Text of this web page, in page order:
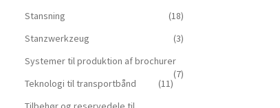
Stansning
(18)
Stanzwerkzeug
(3)
Systemer til produktion af brochurer
(7)
Teknologi til transportbånd
(11)